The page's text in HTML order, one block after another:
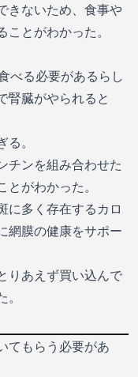
きないため、食事や
とがわかった。
べる必要があるらし
腎臓がやられると
。
チンを組み合わせた
がわかった。
に多く存在するカロ
網膜の健康をサポー
りあえず買い込んで
てもらう必要があ